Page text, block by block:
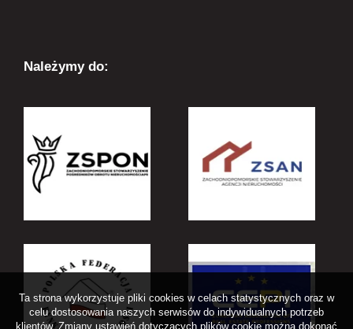
Należymy do:
Ta strona wykorzystuje pliki cookies w celach statystycznych oraz w
celu dostosowania naszych serwisów do indywidualnych potrzeb
klientów. Zmiany ustawień dotyczących plików cookie można dokonać